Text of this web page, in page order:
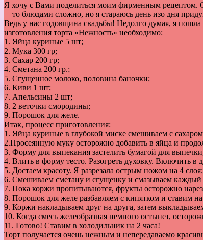
Я хочу с Вами поделиться моим фирменным рецептом.
—то блюдами сложно, но я стараюсь день изо дня
Ведь у нас годовщина свадьбы! Недолго думая, я пошла
изготовления торта «Нежность» необходимо:
1. Яйца куриные 5 шт;
2. Мука 300 гр;
3. Сахар 200 гр;
4. Сметана 200 гр.;
5. Сгущенное молоко, половина баночки;
6. Киви 1 шт;
7. Апельсины 2 шт;
8. 2 веточки смородины;
9. Порошок для желе.
Итак, процесс приготовления:
1. Яйца куриные в глубокой миске смешиваем с сахаром
2.Просеянную муку осторожно добавить в яйца и
3. Форму для выпекания застелить бумагой для выпечки
4. Влить в форму тесто. Разогреть духовку. Включить в
5. Достаем красоту. Я разрезала острым ножом на 4 слоя;
6. Смешиваем сметану и сгущенку и смазываем каждый
7. Пока коржи пропитываются, фрукты осторожно
8. Порошок для желе разбавляем с кипятком и ставим на
9. Коржи накладываем друг на друга, затем
10. Когда смесь желеобразная немного остынет,
11. Готово! Ставим в холодильник на 2 часа!
Торт получается очень нежным и непередаваемо